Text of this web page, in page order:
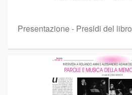
Presentazione - Presidi del libro